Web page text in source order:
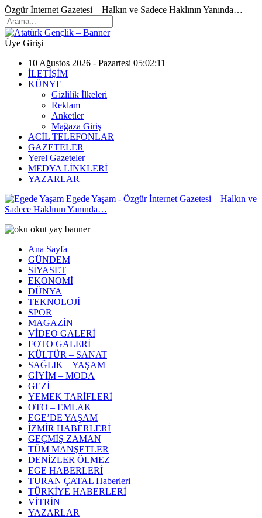
Özgür İnternet Gazetesi – Halkın ve Sadece Haklının Yanında…
Üye Girişi
10 Ağustos 2026 - Pazartesi 05:02:11
İLETİŞİM
KÜNYE
Gizlilik İlkeleri
Reklam
Anketler
Mağaza Giriş
ACİL TELEFONLAR
GAZETELER
Yerel Gazeteler
MEDYA LİNKLERİ
YAZARLAR
Egede Yaşam - Özgür İnternet Gazetesi – Halkın ve
Sadece Haklının Yanında…
Ana Sayfa
GÜNDEM
SİYASET
EKONOMİ
DÜNYA
TEKNOLOJİ
SPOR
MAGAZİN
VİDEO GALERİ
FOTO GALERİ
KÜLTÜR – SANAT
SAĞLIK – YAŞAM
GİYİM – MODA
GEZİ
YEMEK TARİFLERİ
OTO – EMLAK
EGE’DE YAŞAM
İZMİR HABERLERİ
GEÇMİŞ ZAMAN
TÜM MANŞETLER
DENİZLER ÖLMEZ
EGE HABERLERİ
TURAN ÇATAL Haberleri
TÜRKİYE HABERLERİ
VİTRİN
YAZARLAR